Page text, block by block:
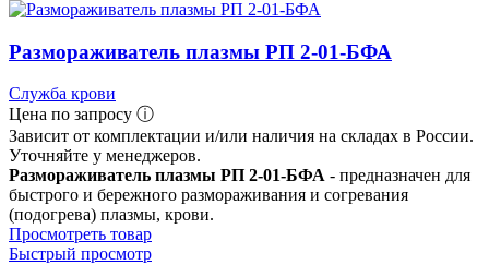
Размораживатель плазмы РП 2-01-БФА
Служба крови
Цена по запросу ⓘ
Зависит от комплектации и/или наличия на складах в России.
Уточняйте у менеджеров.
Размораживатель плазмы РП 2-01-БФА - предназначен для
быстрого и бережного размораживания и согревания
(подогрева) плазмы, крови.
Просмотреть товар
Быстрый просмотр